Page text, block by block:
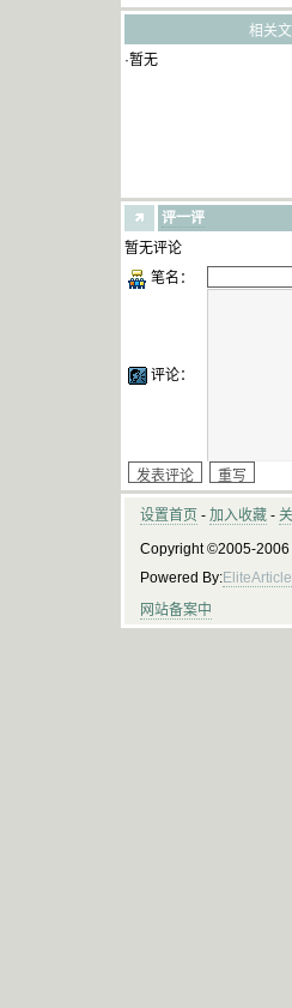
相关
·暂无
评一评
暂无评论
笔名：
评论：
设置首页 - 加入收藏 -
Copyright ©2005-2006
Powered By:
网站备案中